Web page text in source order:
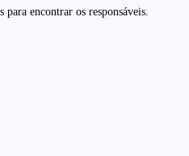
encontrar os responsáveis.